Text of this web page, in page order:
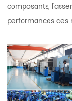
composants,
performances des